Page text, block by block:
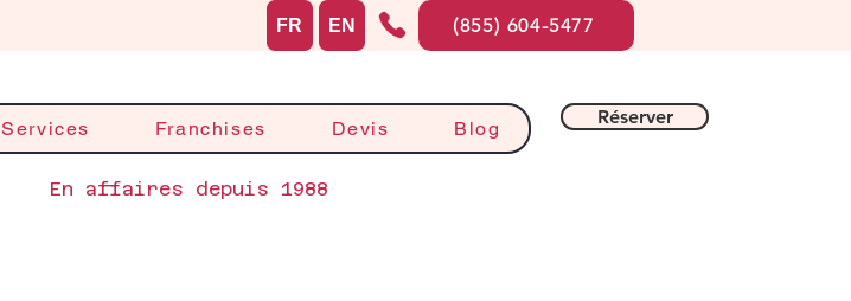
Services Franchises Devis Blog
Réserver
En affaires depuis 1988
FR EN (855) 604-5477